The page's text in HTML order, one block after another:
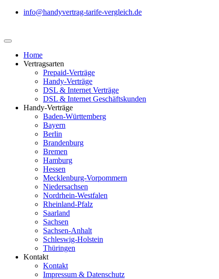
info@handyvertrag-tarife-vergleich.de
Home
Vertragsarten
Prepaid-Verträge
Handy-Verträge
DSL & Internet Verträge
DSL & Internet Geschäftskunden
Handy-Verträge
Baden-Württemberg
Bayern
Berlin
Brandenburg
Bremen
Hamburg
Hessen
Mecklenburg-Vorpommern
Niedersachsen
Nordrhein-Westfalen
Rheinland-Pfalz
Saarland
Sachsen
Sachsen-Anhalt
Schleswig-Holstein
Thüringen
Kontakt
Kontakt
Impressum & Datenschutz